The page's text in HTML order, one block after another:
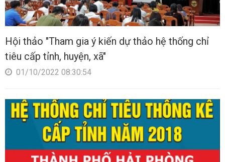
Hội thảo "Tham gia ý kiến dự thảo hệ thống chỉ
tiêu cấp tỉnh, huyện, xã"
01/10/2022 08:30:54